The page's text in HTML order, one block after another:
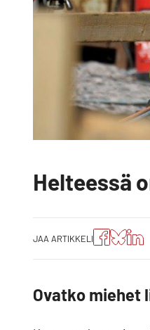
Helteessä
JAA ARTIKKELI
Jaa
artikkeli
Jaa
Ovatko miehet